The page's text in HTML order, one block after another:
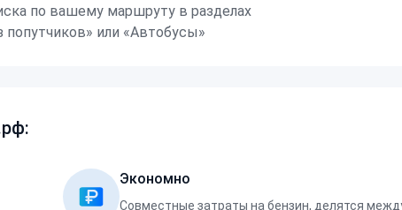
по вашему маршруту в разделах
или «Автобусы»
Экономно
Совместные затраты на бензин, делятся